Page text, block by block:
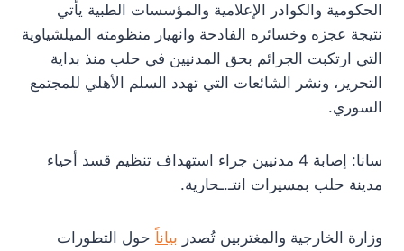
الحكومية والكوادر الإعلامية والمؤسسات الطبية يأتي
نتيجة عجزه وخسائره الفادحة وانهيار منظومته الميلشياوية
التي ارتكبت الجرائم بحق المدنيين في حلب منذ بداية
التحرير، ونشر الشائعات التي تهدد السلم الأهلي للمجتمع
السوري.
سانا: إصابة 4 مدنيين جراء استهداف تنظيم قسد أحياء
مدينة حلب بمسيرات انتـ.ـحارية.
وزارة الخارجية والمغتربين تُصدر بياناً حول التطورات